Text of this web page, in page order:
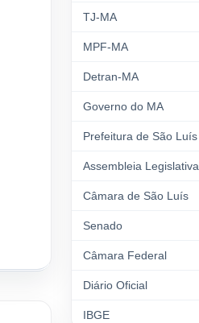
TJ-MA
MPF-MA
Detran-MA
Governo do MA
Prefeitura de São Luís
Assembleia Legislativa
Câmara de São Luís
Senado
Câmara Federal
Diário Oficial
IBGE